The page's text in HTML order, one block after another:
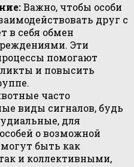
Важно, чтобы особи
друг с
в себя обмен
Эти
помогают
и повысить
часто
виды сигналов, будь
для
о возможной
быть как
и коллективными,